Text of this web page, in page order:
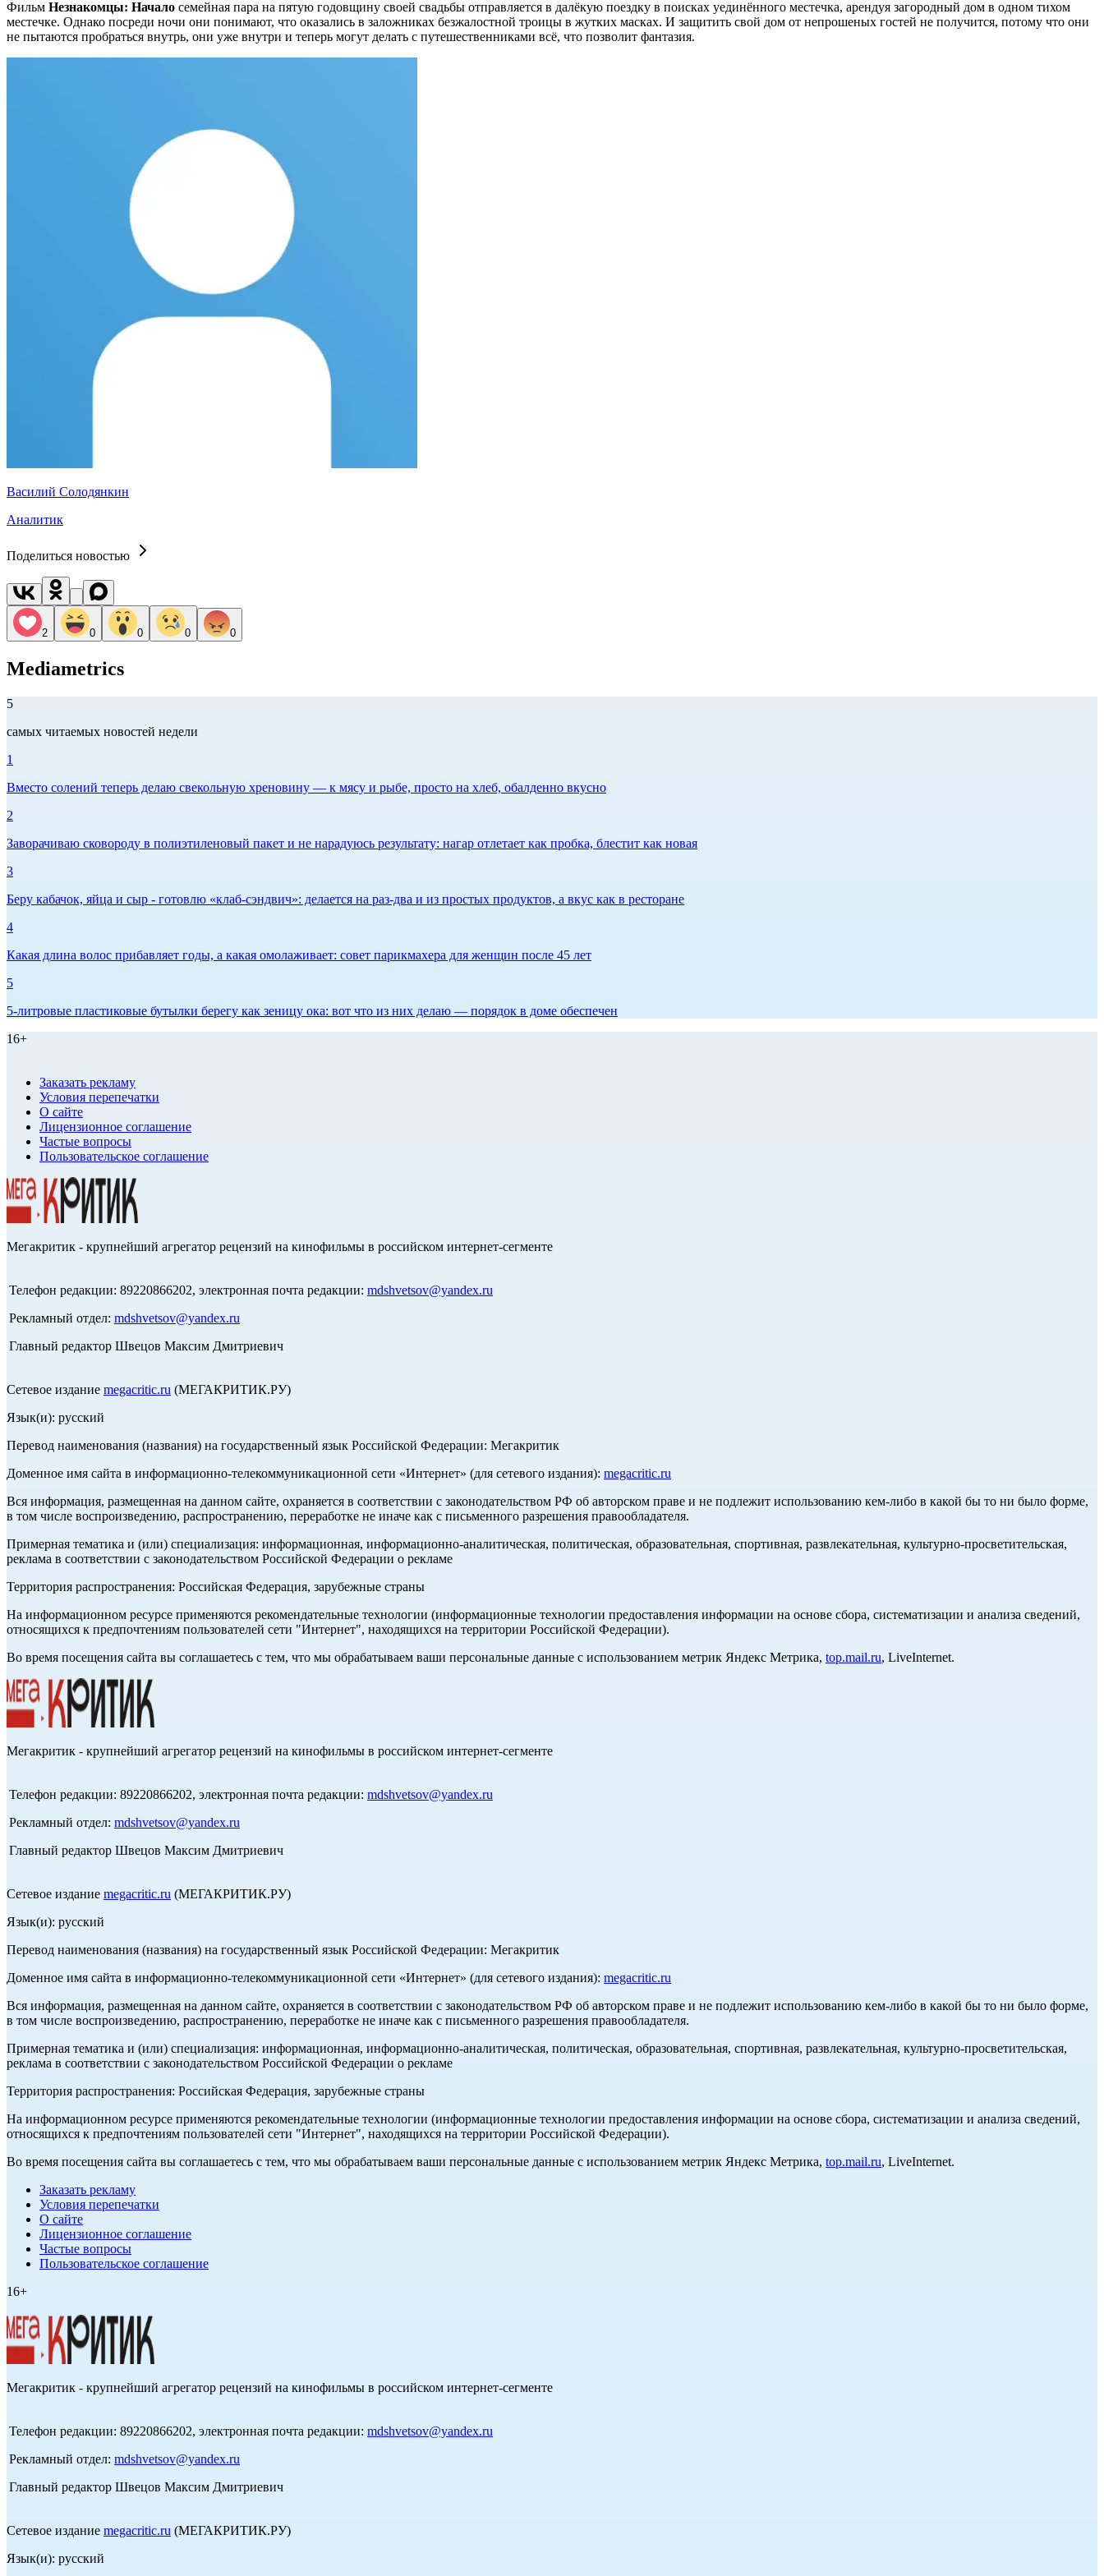
Фильм Незнакомцы: Начало семейная пара на пятую годовщину своей свадьбы отправляется в далёкую поездку в поисках уединённого местечка, арендуя загородный дом в одном тихом
местечке. Однако посреди ночи они понимают, что оказались в заложниках безжалостной троицы в жутких масках. И защитить свой дом от непрошеных гостей не получится, потому что они
не пытаются пробраться внутрь, они уже внутри и теперь могут делать с путешественниками всё, что позволит фантазия.
Василий Солодянкин
Аналитик
Поделиться новостью
2 0 0 0 0
Mediametrics
5
самых читаемых новостей недели
1
Вместо солений теперь делаю свекольную хреновину — к мясу и рыбе, просто на хлеб, обалденно вкусно
2
Заворачиваю сковороду в полиэтиленовый пакет и не нарадуюсь результату: нагар отлетает как пробка, блестит как новая
3
Беру кабачок, яйца и сыр - готовлю «клаб-сэндвич»: делается на раз-два и из простых продуктов, а вкус как в ресторане
4
Какая длина волос прибавляет годы, а какая омолаживает: совет парикмахера для женщин после 45 лет
5
5-литровые пластиковые бутылки берегу как зеницу ока: вот что из них делаю — порядок в доме обеспечен
16+
Заказать рекламу
Условия перепечатки
О сайте
Лицензионное соглашение
Частые вопросы
Пользовательское соглашение
Мегакритик - крупнейший агрегатор рецензий на кинофильмы в российском интернет-сегменте
Телефон редакции: 89220866202, электронная почта редакции: mdshvetsov@yandex.ru
Рекламный отдел: mdshvetsov@yandex.ru
Главный редактор Швецов Максим Дмитриевич
Сетевое издание megacritic.ru (МЕГАКРИТИК.РУ)
Язык(и): русский
Перевод наименования (названия) на государственный язык Российской Федерации: Мегакритик
Доменное имя сайта в информационно-телекоммуникационной сети «Интернет» (для сетевого издания): megacritic.ru
Вся информация, размещенная на данном сайте, охраняется в соответствии с законодательством РФ об авторском праве и не подлежит использованию кем-либо в какой бы то ни было форме,
в том числе воспроизведению, распространению, переработке не иначе как с письменного разрешения правообладателя.
Примерная тематика и (или) специализация: информационная, информационно-аналитическая, политическая, образовательная, спортивная, развлекательная, культурно-просветительская,
реклама в соответствии с законодательством Российской Федерации о рекламе
Территория распространения: Российская Федерация, зарубежные страны
На информационном ресурсе применяются рекомендательные технологии (информационные технологии предоставления информации на основе сбора, систематизации и анализа сведений,
относящихся к предпочтениям пользователей сети "Интернет", находящихся на территории Российской Федерации).
Во время посещения сайта вы соглашаетесь с тем, что мы обрабатываем ваши персональные данные с использованием метрик Яндекс Метрика, top.mail.ru, LiveInternet.
Мегакритик - крупнейший агрегатор рецензий на кинофильмы в российском интернет-сегменте
Телефон редакции: 89220866202, электронная почта редакции: mdshvetsov@yandex.ru
Рекламный отдел: mdshvetsov@yandex.ru
Главный редактор Швецов Максим Дмитриевич
Сетевое издание megacritic.ru (МЕГАКРИТИК.РУ)
Язык(и): русский
Перевод наименования (названия) на государственный язык Российской Федерации: Мегакритик
Доменное имя сайта в информационно-телекоммуникационной сети «Интернет» (для сетевого издания): megacritic.ru
Вся информация, размещенная на данном сайте, охраняется в соответствии с законодательством РФ об авторском праве и не подлежит использованию кем-либо в какой бы то ни было форме,
в том числе воспроизведению, распространению, переработке не иначе как с письменного разрешения правообладателя.
Примерная тематика и (или) специализация: информационная, информационно-аналитическая, политическая, образовательная, спортивная, развлекательная, культурно-просветительская,
реклама в соответствии с законодательством Российской Федерации о рекламе
Территория распространения: Российская Федерация, зарубежные страны
На информационном ресурсе применяются рекомендательные технологии (информационные технологии предоставления информации на основе сбора, систематизации и анализа сведений,
относящихся к предпочтениям пользователей сети "Интернет", находящихся на территории Российской Федерации).
Во время посещения сайта вы соглашаетесь с тем, что мы обрабатываем ваши персональные данные с использованием метрик Яндекс Метрика, top.mail.ru, LiveInternet.
Заказать рекламу
Условия перепечатки
О сайте
Лицензионное соглашение
Частые вопросы
Пользовательское соглашение
16+
Мегакритик - крупнейший агрегатор рецензий на кинофильмы в российском интернет-сегменте
Телефон редакции: 89220866202, электронная почта редакции: mdshvetsov@yandex.ru
Рекламный отдел: mdshvetsov@yandex.ru
Главный редактор Швецов Максим Дмитриевич
Сетевое издание megacritic.ru (МЕГАКРИТИК.РУ)
Язык(и): русский